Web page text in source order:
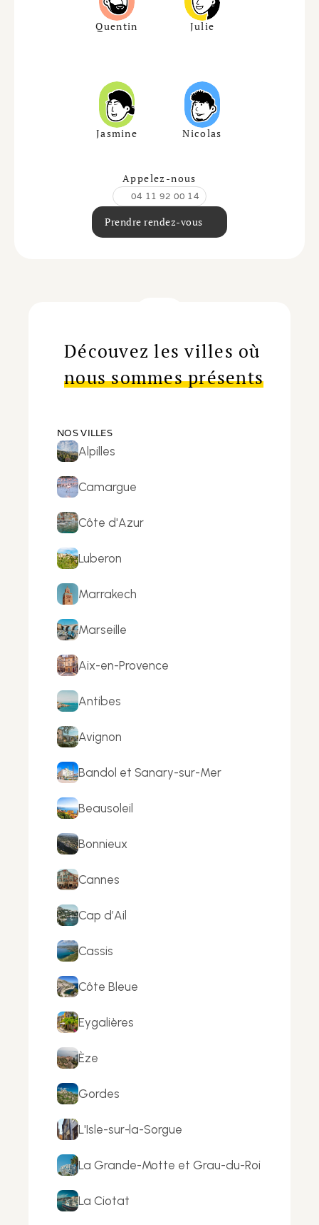
Quentin Julie
Jasmine Nicolas
Appelez-nous
04 11 92 00 14
Prendre rendez-vous
Découvez les villes où
nous sommes présents
NOS VILLES
Alpilles
Camargue
Côte d'Azur
Luberon
Marrakech
Marseille
Aix-en-Provence
Antibes
Avignon
Bandol et Sanary-sur-Mer
Beausoleil
Bonnieux
Cannes
Cap d’Ail
Cassis
Côte Bleue
Eygalières
Èze
Gordes
L'Isle-sur-la-Sorgue
La Grande-Motte et Grau-du-Roi
La Ciotat